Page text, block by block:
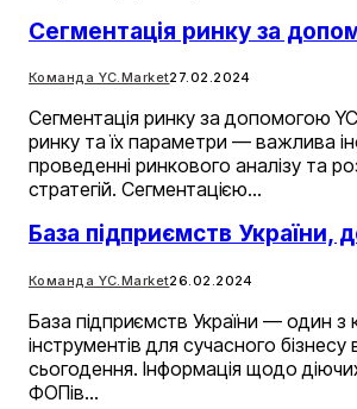
Сегментація ринку за
Команда YC.Market27.02.2024
Сегментація ринку за допомогою
ринку та їх параметри — важлива
проведенні ринкового аналізу та
стратегій. Сегментацією…
База підприємств України,
Команда YC.Market26.02.2024
База підприємств України — один з
інструментів для сучасного
сьогодення. Інформація щодо
ФОПів…